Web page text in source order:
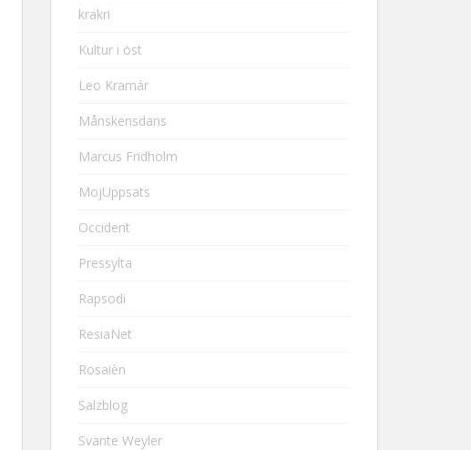
krakri
Kultur i öst
Leo Kramár
Månskensdans
Marcus Fridholm
MojUppsats
Occident
Pressylta
Rapsodi
ResiaNet
Rosaièn
Salzblog
Svante Weyler